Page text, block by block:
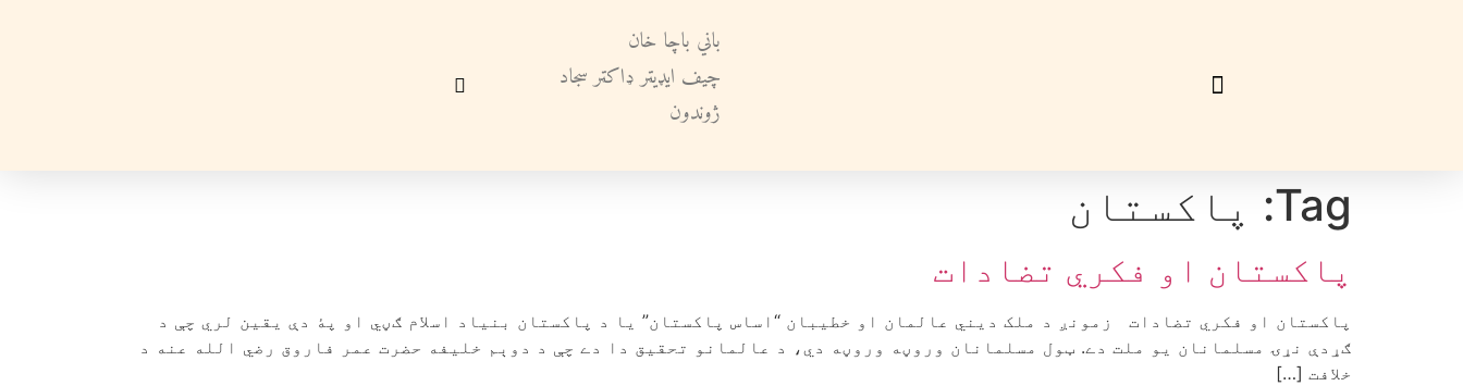
باني باچا خان
چيف ايډيټر ډاکټر سجاد
ژوندون
Tag: پاکستان
پاکستان او فکري تضادات
پاکستان او فکري تضادات زمونږ د ملک ديني عالمان او خطيبان “اساس پاکستان” يا د پاکستان بنياد اسلام ګڼي او پۀ دې يقين لري چې د
ګړدې نړۍ مسلمانان يو ملت دے. ټول مسلمانان وروڼه وروڼه دي، د عالمانو تحقيق دا دے چې د دوېم خليفه حضرت عمر فاروق رضي الله عنه د
خلافت […]